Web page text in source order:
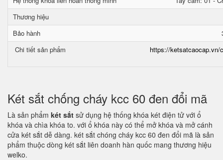
Thương hiệu
Bảo hành
Chi tiết sản phẩm
https://ketsatcaocap.vn/
Két sắt chống cháy kcc 60 đen đổi mã
Là sản phẩm két sắt sử dụng hệ thống khóa két điện tử với ổ
khóa và chìa khóa to. với ổ khóa này có thể mở khóa và mở cánh
cửa két sắt dễ dàng. két sắt chóng cháy kcc 60 đen đổi mã là sản
phẩm thuộc dòng két sắt liên doanh hàn quốc mang thương hiệu
welko.